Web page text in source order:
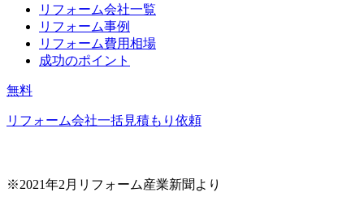
リフォーム会社一覧
リフォーム事例
リフォーム費用相場
成功のポイント
無料
リフォーム会社一括見積もり依頼
※2021年2月リフォーム産業新聞より